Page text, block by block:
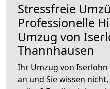
Stressfreie
Professionelle
Umzug von
Thannhausen
Ihr Umzug von
an und Sie wissen